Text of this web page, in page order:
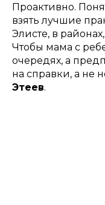
Проактивно.
взять лучшие
Элисте, в
Чтобы мама с
очередях, а
на справки, а не
Этеев.